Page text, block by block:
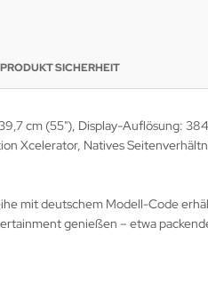
PRODUKT SICHERHEIT
cm (55"), Display-Auflösung:
Xcelerator, Natives
mit deutschem Modell-Code
genießen – etwa